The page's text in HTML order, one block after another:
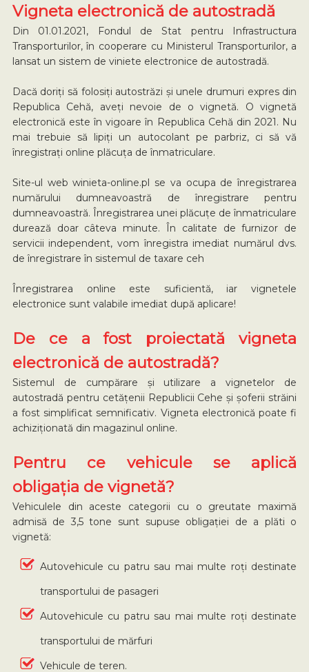
Vigneta electronică de autostradă
Din 01.01.2021, Fondul de Stat pentru Infrastructura
Transporturilor, în cooperare cu Ministerul Transporturilor, a
lansat un sistem de viniete electronice de autostradă.
Dacă doriți să folosiți autostrăzi și unele drumuri expres din
Republica Cehă, aveți nevoie de o vignetă. O vignetă
electronică este în vigoare în Republica Cehă din 2021. Nu
mai trebuie să lipiți un autocolant pe parbriz, ci să vă
înregistrați online plăcuța de înmatriculare.
Site-ul web winieta-online.pl se va ocupa de înregistrarea
numărului dumneavoastră de înregistrare pentru
dumneavoastră. Înregistrarea unei plăcuțe de înmatriculare
durează doar câteva minute. În calitate de furnizor de
servicii independent, vom înregistra imediat numărul dvs.
de înregistrare în sistemul de taxare ceh
Înregistrarea online este suficientă, iar vignetele
electronice sunt valabile imediat după aplicare!
De ce a fost proiectată vigneta
electronică de autostradă?
Sistemul de cumpărare și utilizare a vignetelor de
autostradă pentru cetățenii Republicii Cehe și șoferii străini
a fost simplificat semnificativ. Vigneta electronică poate fi
achiziționată din magazinul online.
Pentru ce vehicule se aplică
obligația de vignetă?
Vehiculele din aceste categorii cu o greutate maximă
admisă de 3,5 tone sunt supuse obligației de a plăti o
vignetă:
Autovehicule cu patru sau mai multe roți destinate
transportului de pasageri
Autovehicule cu patru sau mai multe roți destinate
transportului de mărfuri
Vehicule de teren.